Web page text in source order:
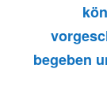
begeben